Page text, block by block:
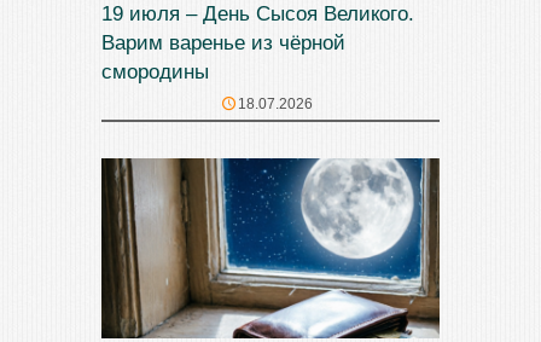
19 июля – День Сысоя Великого.
Варим варенье из чёрной
смородины
18.07.2026